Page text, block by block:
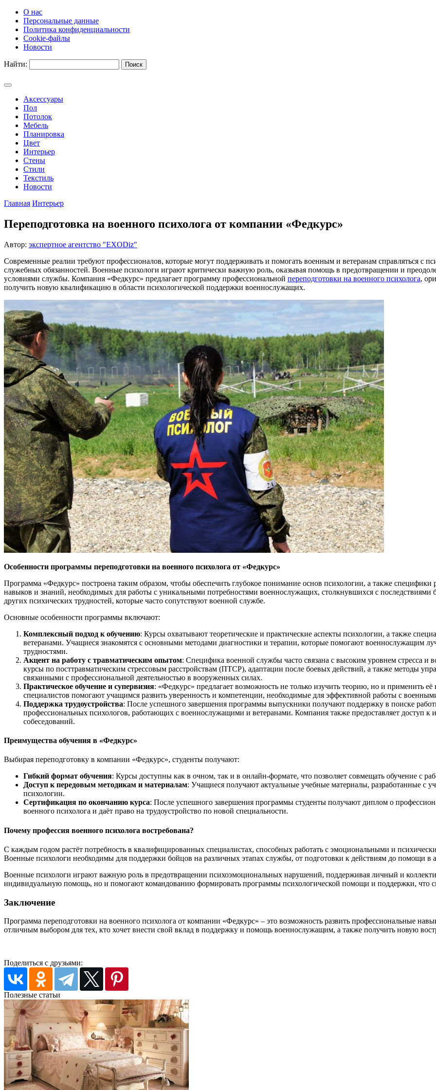
О нас
Персональные данные
Политика конфиденциальности
Cookie-файлы
Новости
Найти:
Аксессуары
Пол
Потолок
Мебель
Планировка
Цвет
Интерьер
Стены
Стили
Текстиль
Новости
Главная Интерьер
Переподготовка на военного психолога от компании «Федкурс»
Автор: экспертное агентство "EXODiz"
Современные реалии требуют профессионалов, которые могут поддерживать и помогать военным и ветеранам справляться с
служебных обязанностей. Военные психологи играют критически важную роль, оказывая помощь в предотвращении и
условиями службы. Компания «Федкурс» предлагает программу профессиональной переподготовки на военного психолога,
получить новую квалификацию в области психологической поддержки военнослужащих.
Особенности программы переподготовки на военного психолога от «Федкурс»
Программа «Федкурс» построена таким образом, чтобы обеспечить глубокое понимание основ психологии, а также
навыков и знаний, необходимых для работы с уникальными потребностями военнослужащих, столкнувшихся с последствиями
других психических трудностей, которые часто сопутствуют военной службе.
Основные особенности программы включают:
Комплексный подход к обучению: Курсы охватывают теоретические и практические аспекты психологии, а также
ветеранами. Учащиеся знакомятся с основными методами диагностики и терапии, которые помогают военнослужащим
трудностями.
Акцент на работу с травматическим опытом: Специфика военной службы часто связана с высоким уровнем стресса
курсы по посттравматическим стрессовым расстройствам (ПТСР), адаптации после боевых действий, а также методы
связанными с профессиональной деятельностью в вооруженных силах.
Практическое обучение и супервизия: «Федкурс» предлагает возможность не только изучить теорию, но и применить
специалистов помогают учащимся развить уверенность и компетенции, необходимые для эффективной работы с
Поддержка трудоустройства: После успешного завершения программы выпускники получают поддержку в поиске
профессиональных психологов, работающих с военнослужащими и ветеранами. Компания также предоставляет доступ
собеседований.
Преимущества обучения в «Федкурс»
Выбирая переподготовку в компании «Федкурс», студенты получают:
Гибкий формат обучения: Курсы доступны как в очном, так и в онлайн-формате, что позволяет совмещать обучение с
Доступ к передовым методикам и материалам: Учащиеся получают актуальные учебные материалы, разработанные с
психологии.
Сертификация по окончанию курса: После успешного завершения программы студенты получают диплом о
военного психолога и даёт право на трудоустройство по новой специальности.
Почему профессия военного психолога востребована?
С каждым годом растёт потребность в квалифицированных специалистах, способных работать с эмоциональными и
Военные психологи необходимы для поддержки бойцов на различных этапах службы, от подготовки к действиям до помощи
Военные психологи играют важную роль в предотвращении психоэмоциональных нарушений, поддерживая личный и
индивидуальную помощь, но и помогают командованию формировать программы психологической помощи и поддержки, что
Заключение
Программа переподготовки на военного психолога от компании «Федкурс» – это возможность развить профессиональные
отличным выбором для тех, кто хочет внести свой вклад в поддержку и помощь военнослужащим, а также получить новую
Поделиться с друзьями:
Полезные статьи